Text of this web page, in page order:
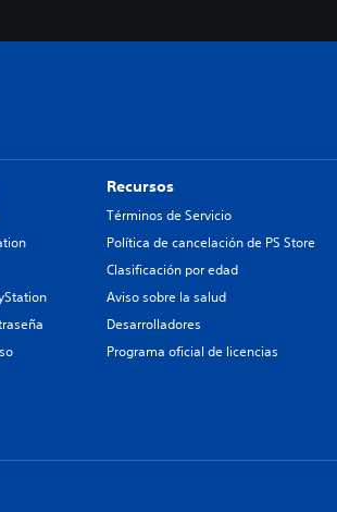
Recursos
Términos de Servicio
Política de cancelación de PS Store
Clasificación por edad
Aviso sobre la salud
Desarrolladores
Programa oficial de licencias